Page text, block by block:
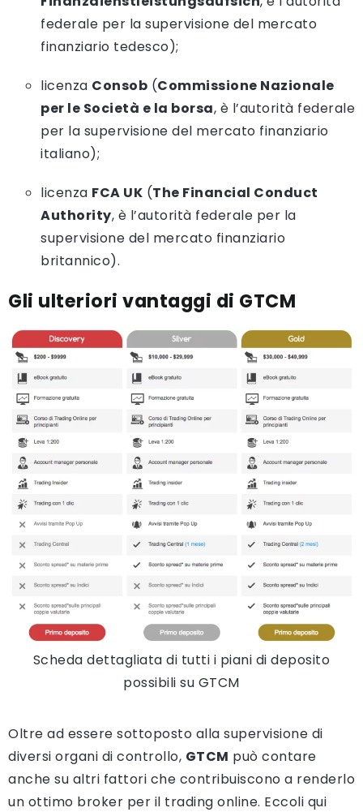
federale per la supervisione del mercato
finanziario tedesco);
licenza Consob (Commissione Nazionale
per le Società e la borsa, è l’autorità federale
per la supervisione del mercato finanziario
italiano);
licenza FCA UK (The Financial Conduct
Authority, è l’autorità federale per la
supervisione del mercato finanziario
britannico).
Gli ulteriori vantaggi di GTCM
Scheda dettagliata di tutti i piani di deposito
possibili su GTCM
Oltre ad essere sottoposto alla supervisione di
diversi organi di controllo, GTCM può contare
anche su altri fattori che contribuiscono a renderlo
un ottimo broker per il trading online. Eccoli qui